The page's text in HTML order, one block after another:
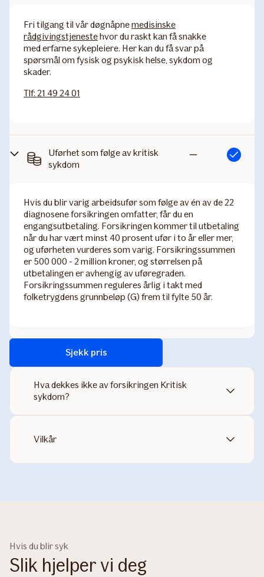
Fri tilgang til vår døgnåpnemedisinske
rådgivingstjenestehvor du raskt kan få snakke
med erfarne sykepleiere. Her kan du få svar på
spørsmål om fysisk og psykisk helse, sykdom og
skader.
Tlf: 21 49 24 01
Uførhet som følge av kritisk
sykdom
Inkludert
Hvis du blir varig arbeidsufør som følge av én av de 22
diagnosene forsikringen omfatter, får du en
engangsutbetaling. Forsikringen kommer til utbetaling
når du har vært minst 40 prosent ufør i to år eller mer,
og uførheten vurderes som varig. Forsikringssummen
er 500 000 - 2 million kroner, og størrelsen på
utbetalingen er avhengig av uføregraden.
Forsikringssummen reguleres årlig i takt med
folketrygdens grunnbeløp (G) frem til fylte 50 år.
Sjekk pris
Hva dekkes ikke av forsikringen Kritisk
sykdom?
Vilkår
Hvis du blir syk
Slik hjelper vi deg